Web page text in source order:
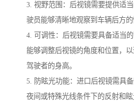
3. 视野范围：后视镜需要提供适
驶员能够清晰地观察到车辆后方的
4. 可调性：后视镜需要具备适当
能够调整后视镜的角度和位置，
驾驶者的身高。
5. 防眩光功能：进口后视镜需具
夜间或特殊光线条件下的反射和